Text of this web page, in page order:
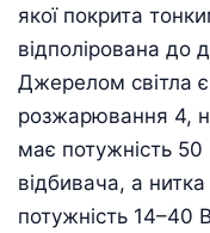
якої покрита
відполірована до
Джерелом світла
розжарювання 4,
має потужність 50
відбивача, а
потужність 14–40